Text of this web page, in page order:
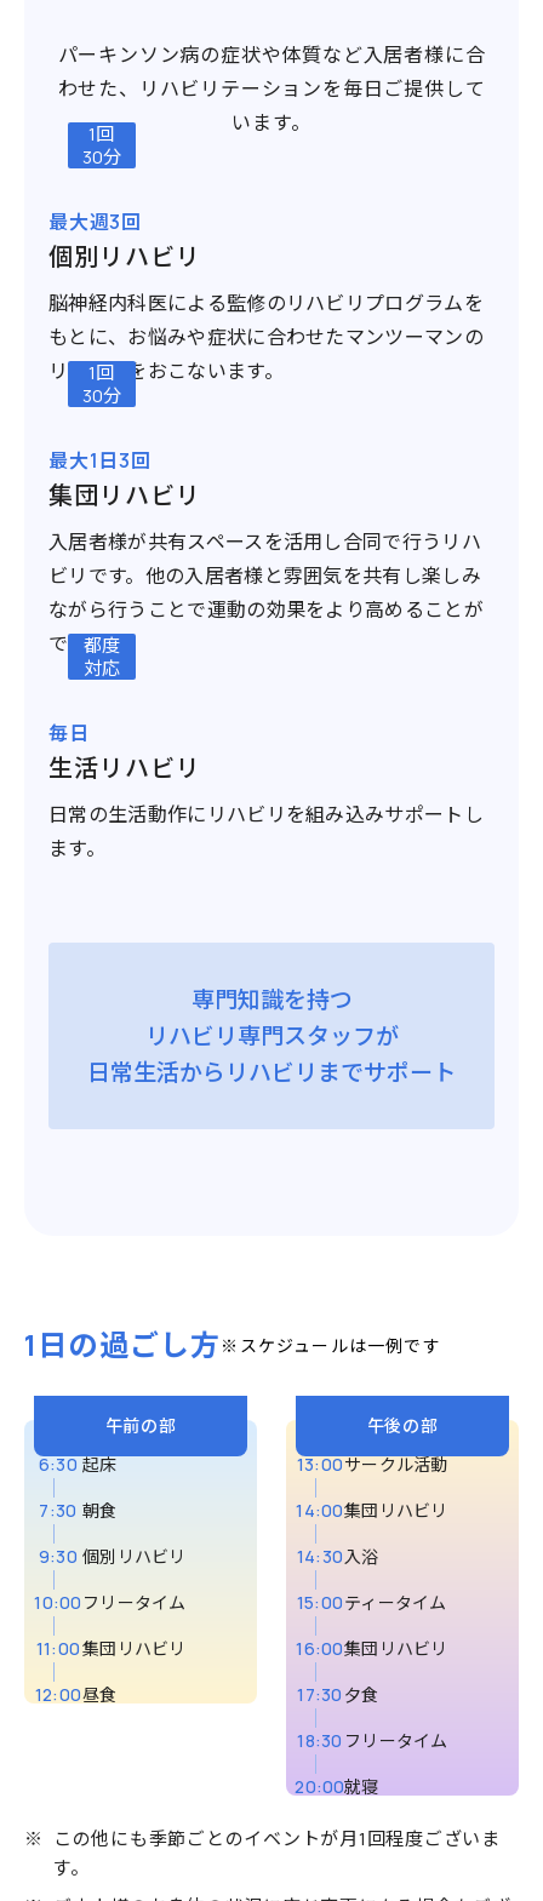
パーキンソン病の症状や体質など入居者様に合
わせた、リハビリテーションを毎日ご提供して
います。
1回
30分
最大週3回
個別リハビリ
脳神経内科医による監修のリハビリプログラムを
もとに、お悩みや症状に合わせたマンツーマンの
リハビリをおこないます。
1回
30分
最大1日3回
集団リハビリ
入居者様が共有スペースを活用し合同で行うリハ
ビリです。他の入居者様と雰囲気を共有し楽しみ
ながら行うことで運動の効果をより高めることが
できます。
都度
対応
毎日
生活リハビリ
日常の生活動作にリハビリを組み込みサポートし
ます。
専門知識を持つ
リハビリ専門スタッフが
日常生活からリハビリまでサポート
1日の過ごし方 ※スケジュールは一例です
午前の部
6:30 起床
7:30 朝食
9:30 個別リハビリ
10:00 フリータイム
11:00集団リハビリ
12:00昼食
午後の部
13:00サークル活動
14:00集団リハビリ
14:30入浴
15:00ティータイム
16:00集団リハビリ
17:30 夕食
18:30 フリータイム
20:00就寝
この他にも季節ごとのイベントが月1回程度ございま
す。